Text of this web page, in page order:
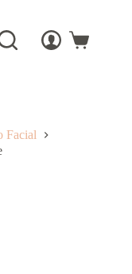
Carro
Facial